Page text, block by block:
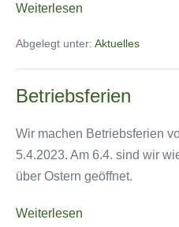
Weiterlesen
sammeln
Abgelegt unter: Aktuelles
Betriebsferien
Wir machen Betriebsferien
5.4.2023. Am 6.4. sind wir
über Ostern geöffnet.
Weiterlesen